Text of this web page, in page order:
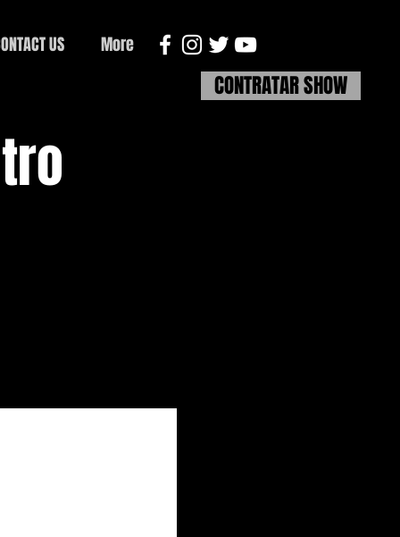
US More
CONTRATAR SHOW